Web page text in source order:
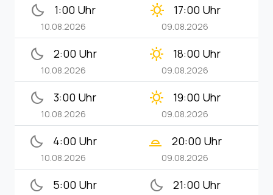
bedtime 1:00 Uhr
10.08.2026
clear_day 17:00 Uhr
09.08.2026
bedtime 2:00 Uhr
10.08.2026
clear_day 18:00 Uhr
09.08.2026
bedtime 3:00 Uhr
10.08.2026
clear_day 19:00 Uhr
09.08.2026
bedtime 4:00 Uhr
10.08.2026
wb_twilight_2 20:00 Uhr
09.08.2026
bedtime 5:00 Uhr bedtime 21:00 Uhr